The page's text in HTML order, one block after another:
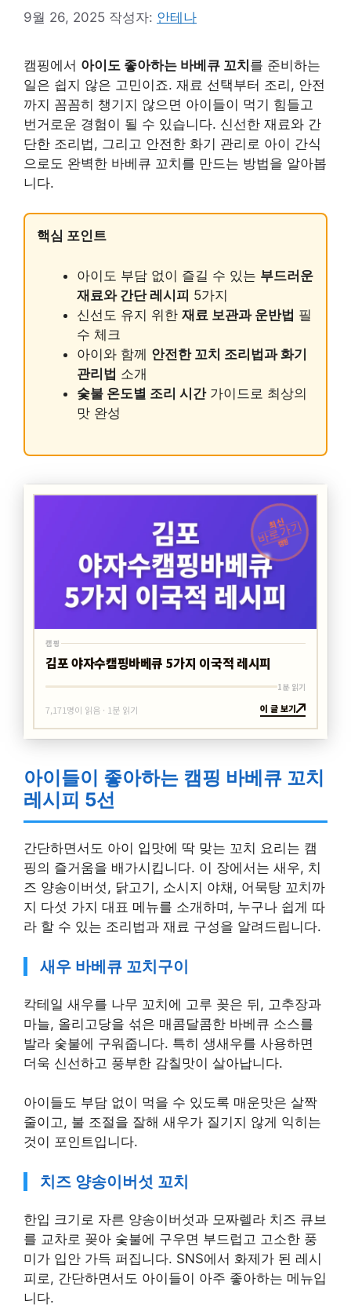
9월 26, 2025 작성자: 안테나
캠핑에서 아이도 좋아하는 바베큐 꼬치를 준비하는
일은 쉽지 않은 고민이죠. 재료 선택부터 조리, 안전
까지 꼼꼼히 챙기지 않으면 아이들이 먹기 힘들고
번거로운 경험이 될 수 있습니다. 신선한 재료와 간
단한 조리법, 그리고 안전한 화기 관리로 아이 간식
으로도 완벽한 바베큐 꼬치를 만드는 방법을 알아봅
니다.
핵심 포인트
아이도 부담 없이 즐길 수 있는 부드러운
재료와 간단 레시피 5가지
신선도 유지 위한 재료 보관과 운반법 필
수 체크
아이와 함께 안전한 꼬치 조리법과 화기
관리법 소개
숯불 온도별 조리 시간가이드로 최상의
맛 완성
최신
바로가기
캠핑
캠핑
김포 야자수캠핑바베큐 5가지 이국적 레시피
1분 읽기
7,171명이 읽음 · 1분 읽기 이 글 보기
아이들이 좋아하는 캠핑 바베큐 꼬치
레시피 5선
간단하면서도 아이 입맛에 딱 맞는 꼬치 요리는 캠
핑의 즐거움을 배가시킵니다. 이 장에서는 새우, 치
즈 양송이버섯, 닭고기, 소시지 야채, 어묵탕 꼬치까
지 다섯 가지 대표 메뉴를 소개하며, 누구나 쉽게 따
라 할 수 있는 조리법과 재료 구성을 알려드립니다.
새우 바베큐 꼬치구이
칵테일 새우를 나무 꼬치에 고루 꽂은 뒤, 고추장과
마늘, 올리고당을 섞은 매콤달콤한 바베큐 소스를
발라 숯불에 구워줍니다. 특히 생새우를 사용하면
더욱 신선하고 풍부한 감칠맛이 살아납니다.
아이들도 부담 없이 먹을 수 있도록 매운맛은 살짝
줄이고, 불 조절을 잘해 새우가 질기지 않게 익히는
것이 포인트입니다.
치즈 양송이버섯 꼬치
한입 크기로 자른 양송이버섯과 모짜렐라 치즈 큐브
를 교차로 꽂아 숯불에 구우면 부드럽고 고소한 풍
미가 입안 가득 퍼집니다. SNS에서 화제가 된 레시
피로, 간단하면서도 아이들이 아주 좋아하는 메뉴입
니다.